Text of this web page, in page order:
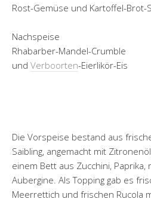
Rost-Gemüse und Kartoffel-Brot-
Nachspeise
Rhabarber-Mandel-Crumble
und Verboorten-Eierlikör-Eis
Die Vorspeise bestand aus
Saibling, angemacht mit
einem Bett aus Zucchini,
Aubergine. Als Topping gab es
Meerrettich und frischen Rucola